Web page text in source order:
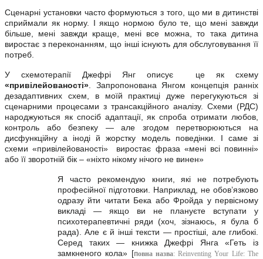
Сценарні установки часто формуються з того, що ми в дитинстві
сприймали як норму. І якщо нормою було те, що мені завжди
більше, мені завжди краще, мені все можна, то така дитина
виростає з переконанням, що інші існують для обслуговування її
потреб.
У схемотерапії Джефрі Янг описує це як схему
«привілейованості» . Запропонована Янгом концепція ранніх
дезадаптивних схем, в моїй практиці дуже перегукуються зі
сценарними процесами з трансакційного аналізу. Схеми (РДС)
народжуються як спосіб адаптації, як спроба отримати любов,
контроль або безпеку — але згодом перетворюються на
дисфункційну а іноді й жорстку модель поведінки. І саме зі
схеми «привілейованості» виростає фраза «мені всі повинні»
або її зворотній бік – «ніхто нікому нічого не винен»
Я часто рекомендую книги, які не потребують
професійної підготовки. Наприклад, не обов’язково
одразу йти читати Бека або Фройда у первісному
викладі — якщо ви не плануєте вступати у
психотерапевтичні ряди (хоч, зізнаюсь, я була б
рада). Але є й інші тексти — простіші, але глибокі.
Серед таких — книжка Джефрі Янга «Геть із
замкненого кола» [повна назва: Reinventing Your Life: The